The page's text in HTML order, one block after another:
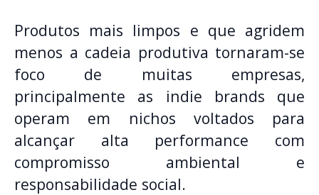
Produtos mais limpos e que agridem
menos a cadeia produtiva tornaram-se
foco de muitas empresas,
principalmente as indie brands que
operam em nichos voltados para
alcançar alta performance com
compromisso ambiental e
responsabilidade social.